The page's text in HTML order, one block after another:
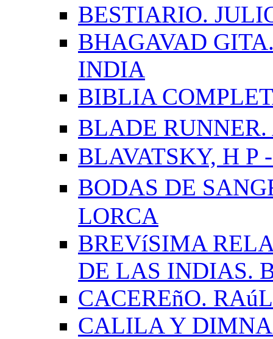
BESTIARIO.
BHAGAVAD
INDIA
BIBLIA
BLADE
BLAVATSKY, H P
BODAS DE
LORCA
BREVíSIMA
DE LAS INDIAS.
CACEREñO.
CALILA Y